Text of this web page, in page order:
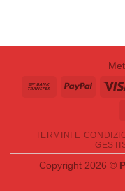
Bank
PayPal
TERMINI E
Copyright 2026 ©